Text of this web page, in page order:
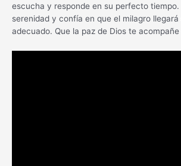
escucha y responde en su perfecto tiempo.
serenidad y confía en que el milagro
adecuado. Que la paz de Dios te